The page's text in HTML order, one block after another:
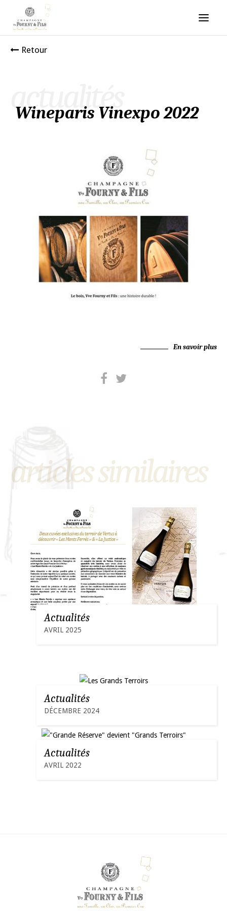
Retour
actualités
Wineparis Vinexpo 2022
En savoir plus
articles similaires
Actualités
AVRIL 2025
Actualités
DÉCEMBRE 2024
Actualités
AVRIL 2022